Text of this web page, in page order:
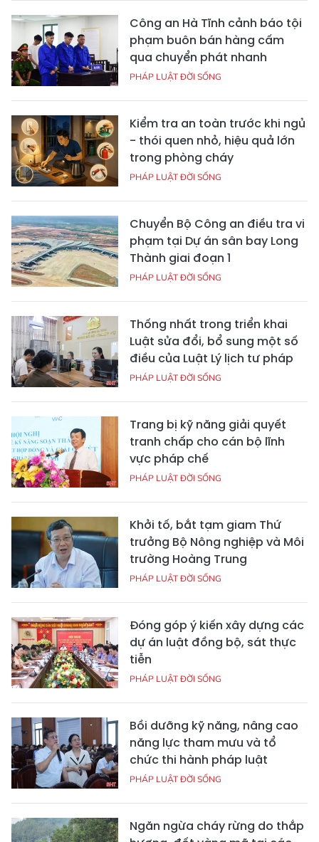
Công an Hà Tĩnh cảnh báo tội
phạm buôn bán hàng cấm
qua chuyển phát nhanh
PHÁP LUẬT ĐỜI SỐNG
Kiểm tra an toàn trước khi ngủ
- thói quen nhỏ, hiệu quả lớn
trong phòng cháy
PHÁP LUẬT ĐỜI SỐNG
Chuyển Bộ Công an điều tra vi
phạm tại Dự án sân bay Long
Thành giai đoạn 1
PHÁP LUẬT ĐỜI SỐNG
Thống nhất trong triển khai
Luật sửa đổi, bổ sung một số
điều của Luật Lý lịch tư pháp
PHÁP LUẬT ĐỜI SỐNG
Trang bị kỹ năng giải quyết
tranh chấp cho cán bộ lĩnh
vực pháp chế
PHÁP LUẬT ĐỜI SỐNG
Khởi tố, bắt tạm giam Thứ
trưởng Bộ Nông nghiệp và Môi
trường Hoàng Trung
PHÁP LUẬT ĐỜI SỐNG
Đóng góp ý kiến xây dựng các
dự án luật đồng bộ, sát thực
tiễn
PHÁP LUẬT ĐỜI SỐNG
Bồi dưỡng kỹ năng, nâng cao
năng lực tham mưu và tổ
chức thi hành pháp luật
PHÁP LUẬT ĐỜI SỐNG
Ngăn ngừa cháy rừng do thắp